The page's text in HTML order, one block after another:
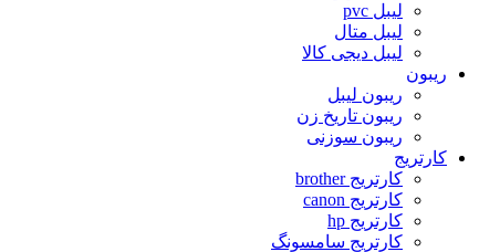
لیبل pvc
لیبل متال
لیبل دیجی کالا
ریبون
ریبون لیبل
ریبون تاریخ زن
ریبون سوزنی
کارتریج
کارتریج brother
کارتریج canon
کارتریج hp
کارتریج سامسونگ